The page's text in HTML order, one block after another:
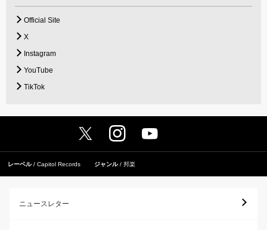
Official Site
X
Instagram
YouTube
TikTok
レーベル Capitol Records ジャンル 邦楽
ニュースレター